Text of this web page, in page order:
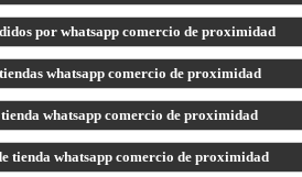
por whatsapp comercio de proximidad
whatsapp comercio de proximidad
whatsapp comercio de proximidad
tienda whatsapp comercio de proximidad